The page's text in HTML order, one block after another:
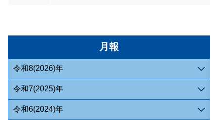
月報
令和8(2026)年
令和7(2025)年
令和6(2024)年